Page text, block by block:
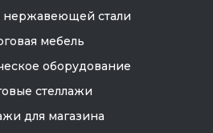
нержавеющей стали
мебель
оборудование
стеллажи
для магазина